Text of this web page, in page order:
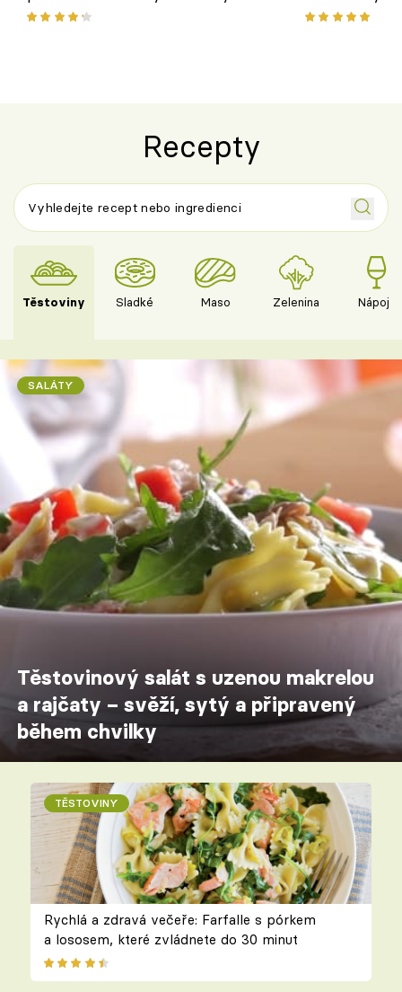
pokrm z jednoho hrnce
bezlepkový
Recepty
Těstoviny Sladké Maso Zelenina Nápoje
SALÁTY
Těstovinový salát s uzenou makrelou
a rajčaty – svěží, sytý a připravený
během chvilky
TĚSTOVINY
Rychlá a zdravá večeře: Farfalle s pórkem
a lososem, které zvládnete do 30 minut